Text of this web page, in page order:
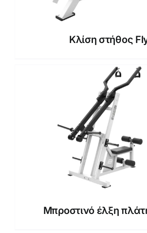
Κλίση στήθος
Μπροστινό έλξη